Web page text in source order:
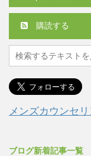
購読する
メンズカウンセ
ブログ新着記事一覧